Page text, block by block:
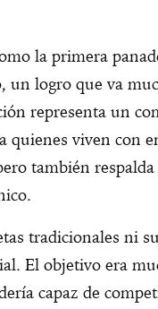
la primera
un logro que va
representa un
quienes viven con
también
tradicionales ni
El objetivo era
capaz de